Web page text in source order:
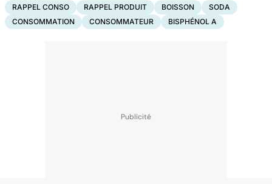
RAPPEL CONSO RAPPEL PRODUIT BOISSON
SODA
CONSOMMATION
CONSOMMATEUR BISPHÉNOL A